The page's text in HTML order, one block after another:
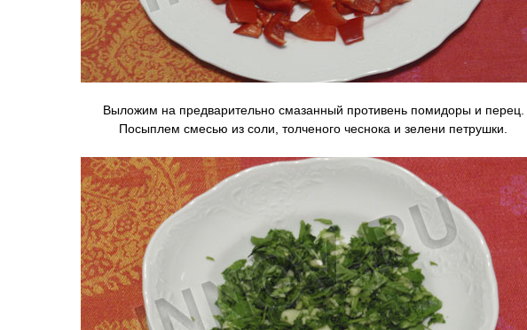
Выложим на предварительно смазанный противень помидоры и перец.
Посыплем смесью из соли, толченого чеснока и зелени петрушки.